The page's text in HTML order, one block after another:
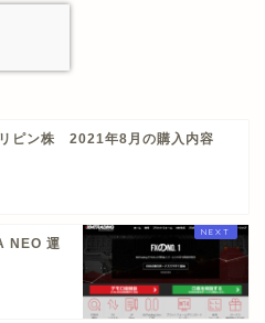
ピン株 2021年8月の購入内容
NEO 運